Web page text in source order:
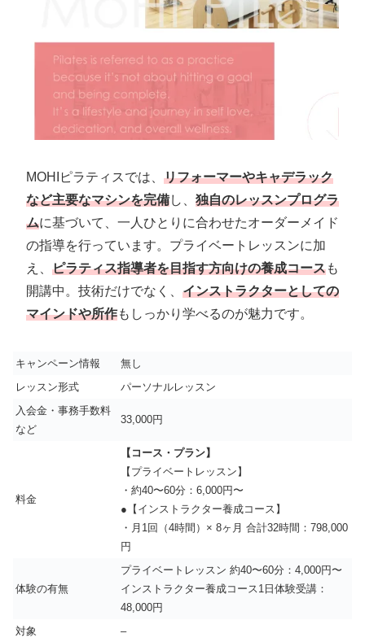
MOHIピラティスでは、 リフォーマーやキャデラック
など主要なマシンを完備し、 独自のレッスンプログラ
ムに基づいて、一人ひとりに合わせたオーダーメイド
の指導を行っています。プライベートレッスンに加
え、 ピラティス指導者を目指す方向けの養成コースも
開講中。技術だけでなく、 インストラクターとしての
マインドや所作もしっかり学べるのが魅力です。
キャンペーン情報
無し
レッスン形式
パーソナルレッスン
入会金・事務手数料
など
33,000円
料金
【コース・プラン】
【プライベートレッスン】
・約40〜60分：6,000円〜
●【インストラクター養成コース】
・月1回（4時間）× 8ヶ月 合計32時間：798,000
円
体験の有無
プライベートレッスン 約40〜60分：4,000円〜
インストラクター養成コース1日体験受講：
48,000円
対象
–